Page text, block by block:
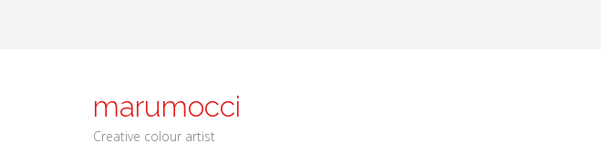
marumocci
Creative colour artist